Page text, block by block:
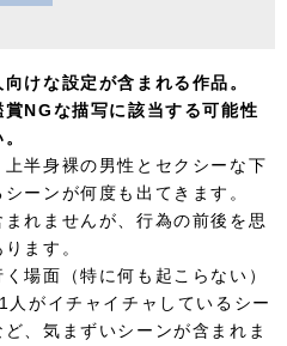
けな設定が含まれる作品。
NGな描写に該当する可能性
半身裸の男性とセクシーな下
ーンが何度も出てきます。
れませんが、行為の前後を思
ます。
場面（特に何も起こらない）
がイチャイチャしているシー
、気まずいシーンが含まれま